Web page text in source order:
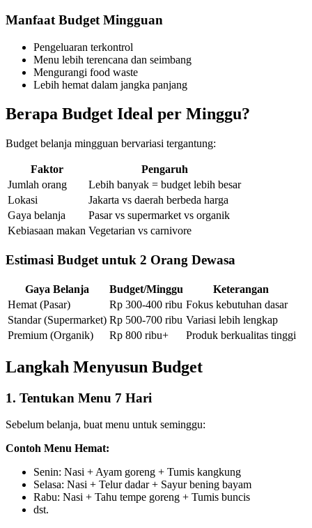
Manfaat Budget Mingguan
Pengeluaran terkontrol
Menu lebih terencana dan seimbang
Mengurangi food waste
Lebih hemat dalam jangka panjang
Berapa Budget Ideal per Minggu?
Budget belanja mingguan bervariasi tergantung:
Faktor
Pengaruh
Jumlah orang
Lebih banyak = budget lebih besar
Lokasi
Jakarta vs daerah berbeda harga
Gaya belanja
Pasar vs supermarket vs organik
Kebiasaan makan Vegetarian vs carnivore
Estimasi Budget untuk 2 Orang Dewasa
Gaya Belanja Budget/Minggu
Keterangan
Hemat (Pasar)
Rp 300-400 ribu Fokus kebutuhan dasar
Standar (Supermarket) Rp 500-700 ribu Variasi lebih lengkap
Premium (Organik)
Rp 800 ribu+ Produk berkualitas tinggi
Langkah Menyusun Budget
1. Tentukan Menu 7 Hari
Sebelum belanja, buat menu untuk seminggu:
Contoh Menu Hemat:
Senin: Nasi + Ayam goreng + Tumis kangkung
Selasa: Nasi + Telur dadar + Sayur bening bayam
Rabu: Nasi + Tahu tempe goreng + Tumis buncis
dst.